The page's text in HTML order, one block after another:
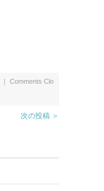
｜ Comments Clo
次の投稿 ＞